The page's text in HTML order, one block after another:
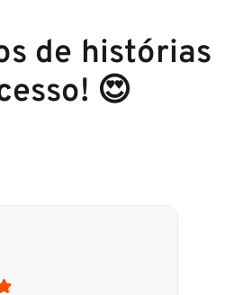
de histórias
😍